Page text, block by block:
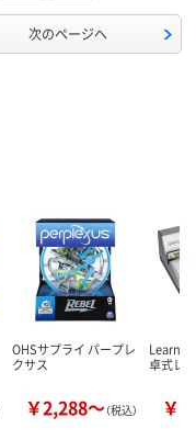
次のページへ
OHSサプライ パープレ
クサス
￥2,288～（税込）
卓式レ
￥